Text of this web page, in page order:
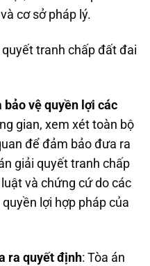
cơ sở pháp lý.
tranh chấp đất đai
bảo vệ quyền lợi các
gian, xem xét toàn bộ
để đảm bảo đưa ra
giải quyết tranh chấp
và chứng cứ do các
lợi hợp pháp của
ra quyết định: Tòa án